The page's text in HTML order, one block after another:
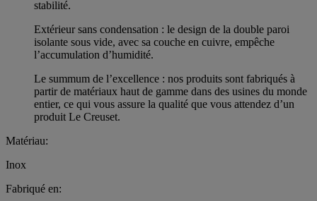
stabilité.
Extérieur sans condensation : le design de la double paroi
isolante sous vide, avec sa couche en cuivre, empêche
l’accumulation d’humidité.
Le summum de l’excellence : nos produits sont fabriqués à
partir de matériaux haut de gamme dans des usines du monde
entier, ce qui vous assure la qualité que vous attendez d’un
produit Le Creuset.
Matériau:
Inox
Fabriqué en: